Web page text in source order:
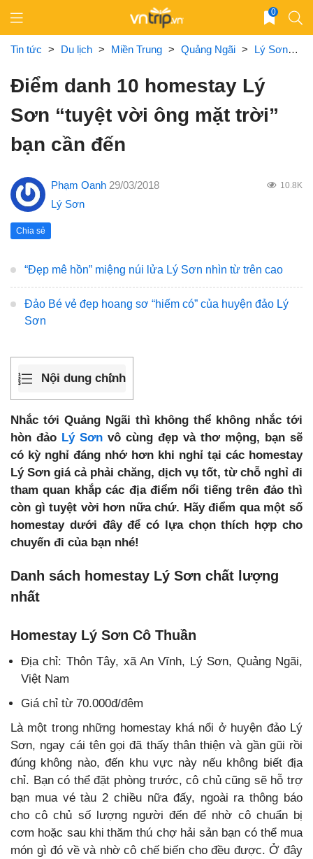
content
0
Tin tức > Du lịch > Miền Trung > Quảng Ngãi > Lý Sơn >
Điểm danh 10 homestay Lý
Sơn “tuyệt vời ông mặt trời”
bạn cần đến
Phạm Oanh 29/03/2018 10.8K
Lý Sơn
Chia sẻ
“Đẹp mê hồn” miệng núi lửa Lý Sơn nhìn từ trên cao
Đảo Bé vẻ đẹp hoang sơ “hiếm có” của huyện đảo Lý
Sơn
Nội dung chính
Nhắc tới Quảng Ngãi thì không thể không nhắc tới
hòn đảo Lý Sơn vô cùng đẹp và thơ mộng, bạn sẽ
có kỳ nghỉ đáng nhớ hơn khi nghỉ tại các homestay
Lý Sơn giá cả phải chăng, dịch vụ tốt, từ chỗ nghỉ đi
tham quan khắp các địa điểm nổi tiếng trên đảo thì
còn gì tuyệt vời hơn nữa chứ. Hãy điểm qua một số
homestay dưới đây để có lựa chọn thích hợp cho
chuyến đi của bạn nhé!
Danh sách homestay Lý Sơn chất lượng
nhất
Homestay Lý Sơn Cô Thuần
Địa chỉ: Thôn Tây, xã An Vĩnh, Lý Sơn, Quảng Ngãi,
Việt Nam
Giá chỉ từ 70.000đ/đêm
Là một trong những homestay khá nổi ở huyện đảo Lý
Sơn, ngay cái tên gọi đã thấy thân thiện và gần gũi rồi
đúng không nào, đến khu vực này nếu không biết địa
chỉ. Bạn có thể đặt phòng trước, cô chủ cũng sẽ hỗ trợ
bạn mua vé tàu 2 chiều nữa đấy, ngoài ra thông báo
cho cô chủ số lượng người đến để nhờ cô chuẩn bị
cơm hoặc sau khi thăm thú chợ hải sản bạn có thể mua
món gì đó về và nhờ cô chế biến cho đều được. Ở đây